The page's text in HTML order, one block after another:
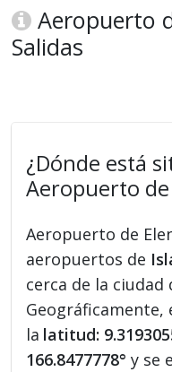
Aeropuerto
Salidas
¿Dónde está
Aeropuerto de
Aeropuerto de
aeropuertos de
cerca de la ciudad
Geográficamente,
la latitud:
166.8477778° y se